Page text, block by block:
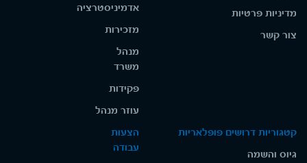
מדיניות פרטיות
צור קשר
אדמיניסטרציה
מזכירות
מנהל
משרד
פקידות
עוזר מנהל
קטגוריות דרושים פופלאריות
גיוס והשמה
הצעות
עבודה